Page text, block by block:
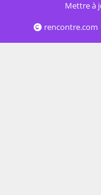
Mettre à
rencontre.com